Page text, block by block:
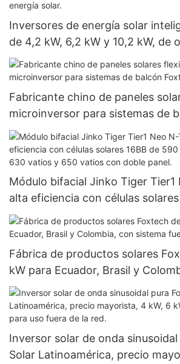
Inversores de energía solar
de 4,2 kW, 6,2 kW y 10,2 kW, de
pura, para sistemas de energía
Fabricante chino de paneles
microinversor para sistemas de
Módulo bifacial Jinko Tiger Tier1
alta eficiencia con células
vatios, 620 vatios, 630 vatios y
doble panel.
Fábrica de productos solares
kW para Ecuador, Brasil y
fuera de red de 120 V.
Inversor solar de onda
Solar Latinoamérica, precio